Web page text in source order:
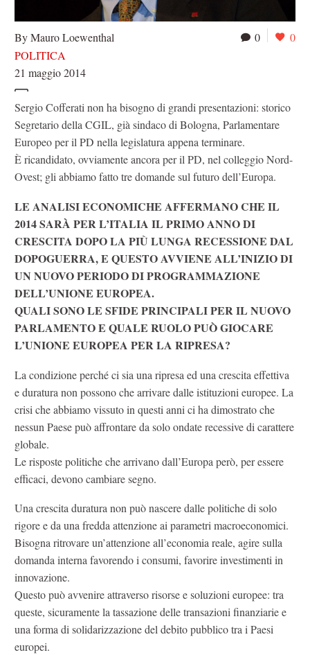
0 0
By Mauro Loewenthal
POLITICA
21 maggio 2014
Sergio Cofferati non ha bisogno di grandi presentazioni: storico
Segretario della CGIL, già sindaco di Bologna, Parlamentare
Europeo per il PD nella legislatura appena terminare.
È ricandidato, ovviamente ancora per il PD, nel colleggio Nord-
Ovest; gli abbiamo fatto tre domande sul futuro dell’Europa.
LE ANALISI ECONOMICHE AFFERMANO CHE IL
2014 SARÀ PER L’ITALIA IL PRIMO ANNO DI
CRESCITA DOPO LA PIÙ LUNGA RECESSIONE DAL
DOPOGUERRA, E QUESTO AVVIENE ALL’INIZIO DI
UN NUOVO PERIODO DI PROGRAMMAZIONE
DELL’UNIONE EUROPEA.
QUALI SONO LE SFIDE PRINCIPALI PER IL NUOVO
PARLAMENTO E QUALE RUOLO PUÒ GIOCARE
L’UNIONE EUROPEA PER LA RIPRESA?
La condizione perché ci sia una ripresa ed una crescita effettiva
e duratura non possono che arrivare dalle istituzioni europee. La
crisi che abbiamo vissuto in questi anni ci ha dimostrato che
nessun Paese può affrontare da solo ondate recessive di carattere
globale.
Le risposte politiche che arrivano dall’Europa però, per essere
efficaci, devono cambiare segno.
Una crescita duratura non può nascere dalle politiche di solo
rigore e da una fredda attenzione ai parametri macroeconomici.
Bisogna ritrovare un’attenzione all’economia reale, agire sulla
domanda interna favorendo i consumi, favorire investimenti in
innovazione.
Questo può avvenire attraverso risorse e soluzioni europee: tra
queste, sicuramente la tassazione delle transazioni finanziarie e
una forma di solidarizzazione del debito pubblico tra i Paesi
europei.